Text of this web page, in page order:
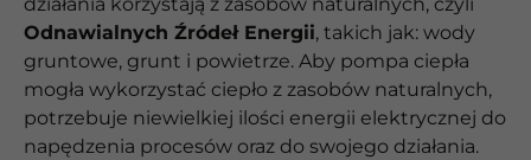
Odnawialnych Źródeł Energii, takich jak: wody
gruntowe, grunt i powietrze. Aby pompa ciepła
mogła wykorzystać ciepło z zasobów naturalnych,
potrzebuje niewielkiej ilości energii elektrycznej do
napędzenia procesów oraz do swojego działania.